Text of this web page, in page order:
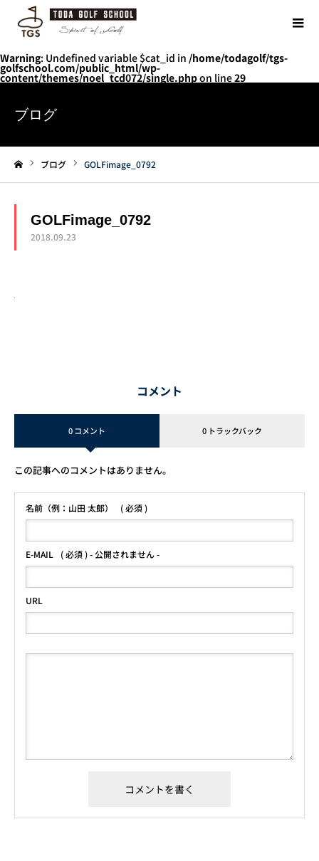
Warning: Undefined variable $cat_id in /home/todagolf/tgs-
golfschool.com/public_html/wp-
content/themes/noel_tcd072/single.phpon line29
ブログ
ブログ GOLFimage_0792
GOLFimage_0792
2018.09.23
コメント
0 コメント 0 トラックバック
この記事へのコメントはありません。
名前（例：山田 太郎） ( 必須 )
E-MAIL ( 必須 ) - 公開されません -
URL